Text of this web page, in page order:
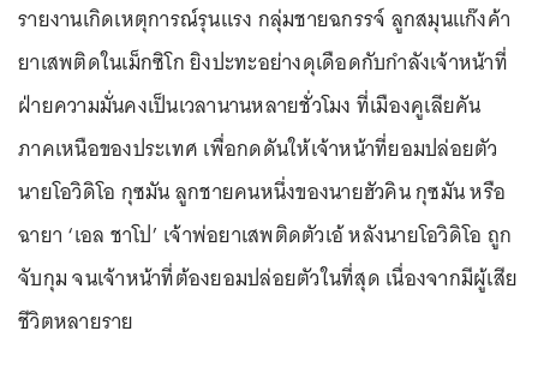
รายงานเกิดเหตุการณ์รุนแรง กลุ่มชายฉกรรจ์ ลูกสมุนแก๊งค้า
ยาเสพติดในเม็กซิโก ยิงปะทะอย่างดุเดือดกับกำลังเจ้าหน้าที่
ฝ่ายความมั่นคงเป็นเวลานานหลายชั่วโมง ที่เมืองคูเลียคัน
ภาคเหนือของประเทศ เพื่อกดดันให้เจ้าหน้าที่ยอมปล่อยตัว
นายโอวิดิโอ กุซมัน ลูกชายคนหนึ่งของนายฮัวคิน กุซมัน หรือ
ฉายา ‘เอล ชาโป’ เจ้าพ่อยาเสพติดตัวเอ้ หลังนายโอวิดิโอ ถูก
จับกุม จนเจ้าหน้าที่ต้องยอมปล่อยตัวในที่สุด เนื่องจากมีผู้เสีย
ชีวิตหลายราย